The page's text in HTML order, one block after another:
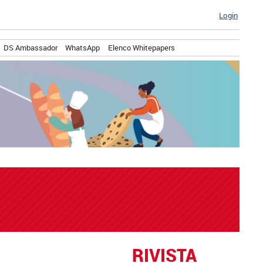
Login
DS Ambassador WhatsApp Elenco Whitepapers
RIVISTA